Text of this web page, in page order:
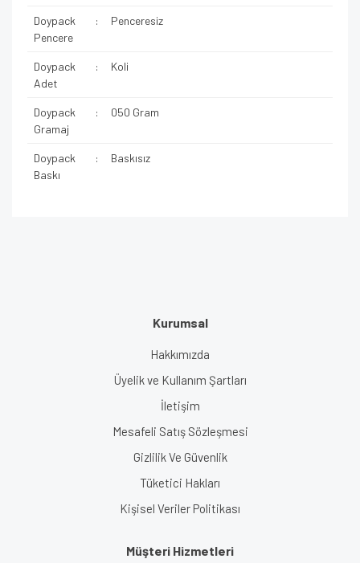
Doypack
Pencere
: Penceresiz
Doypack
Adet
: Koli
Doypack
Gramaj
: 050 Gram
Doypack
Baskı
: Baskısız
Kurumsal
Hakkımızda
Üyelik ve Kullanım Şartları
İletişim
Mesafeli Satış Sözleşmesi
Gizlilik Ve Güvenlik
Tüketici Hakları
Kişisel Veriler Politikası
Müşteri Hizmetleri